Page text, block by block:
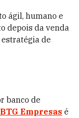
ágil, humano e
depois da venda
de
banco de
BTG Empresas é